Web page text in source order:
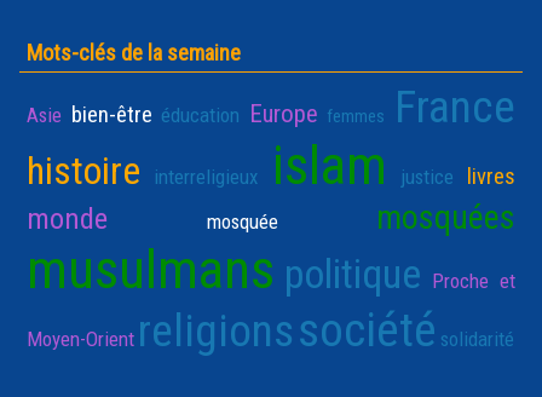
Mots-clés de la semaine
Asie bien-être éducation Europe femmes France
histoire interreligieux islam justice livres
monde mosquée mosquées
musulmans politique Proche et
Moyen-Orient religionssociété solidarité